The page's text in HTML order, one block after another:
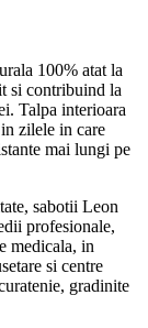
100% atat la
si contribuind la
Talpa interioara
zilele in care
mai lungi pe
sabotii Leon
profesionale,
medicala, in
si centre
gradinite